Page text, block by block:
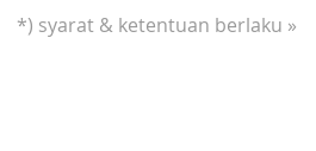
*) syarat & ketentuan berlaku »